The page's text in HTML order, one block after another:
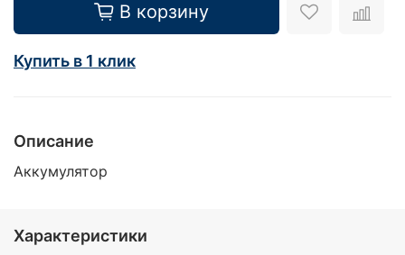
В корзину
Купить в 1 клик
Описание
Аккумулятор
Характеристики